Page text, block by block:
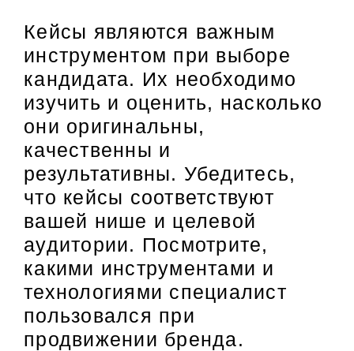
Кейсы являются важным
инструментом при выборе
кандидата. Их необходимо
изучить и оценить, насколько
они оригинальны,
качественны и
результативны. Убедитесь,
что кейсы соответствуют
вашей нише и целевой
аудитории. Посмотрите,
какими инструментами и
технологиями специалист
пользовался при
продвижении бренда.